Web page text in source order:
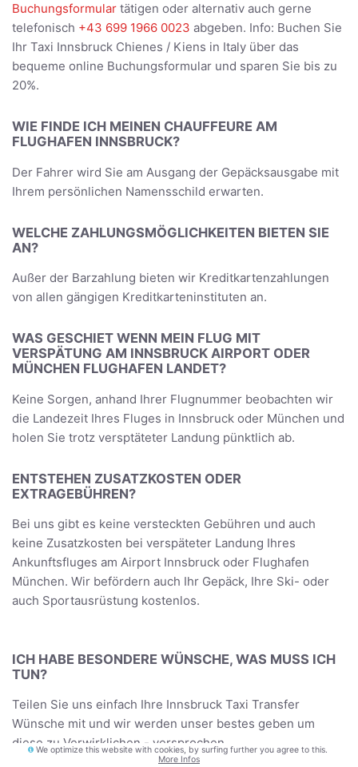
Buchungsformular tätigen oder alternativ auch gerne
telefonisch +43 699 1966 0023 abgeben. Info: Buchen Sie
Ihr Taxi Innsbruck Chienes / Kiens in Italy über das
bequeme online Buchungsformular und sparen Sie bis zu
20%.
WIE FINDE ICH MEINEN CHAUFFEURE AM
FLUGHAFEN INNSBRUCK?
Der Fahrer wird Sie am Ausgang der Gepäcksausgabe mit
Ihrem persönlichen Namensschild erwarten.
WELCHE ZAHLUNGSMÖGLICHKEITEN BIETEN SIE
AN?
Außer der Barzahlung bieten wir Kreditkartenzahlungen
von allen gängigen Kreditkarteninstituten an.
WAS GESCHIET WENN MEIN FLUG MIT
VERSPÄTUNG AM INNSBRUCK AIRPORT ODER
MÜNCHEN FLUGHAFEN LANDET?
Keine Sorgen, anhand Ihrer Flugnummer beobachten wir
die Landezeit Ihres Fluges in Innsbruck oder München und
holen Sie trotz versptäteter Landung pünktlich ab.
ENTSTEHEN ZUSATZKOSTEN ODER
EXTRAGEBÜHREN?
Bei uns gibt es keine versteckten Gebühren und auch
keine Zusatzkosten bei verspäteter Landung Ihres
Ankunftsfluges am Airport Innsbruck oder Flughafen
München. Wir befördern auch Ihr Gepäck, Ihre Ski- oder
auch Sportausrüstung kostenlos.
ICH HABE BESONDERE WÜNSCHE, WAS MUSS ICH
TUN?
Teilen Sie uns einfach Ihre Innsbruck Taxi Transfer
Wünsche mit und wir werden unser bestes geben um
diese zu Verwirklichen - versprochen.
We optimize this website with cookies, by surfing further you agree to this.
More Infos